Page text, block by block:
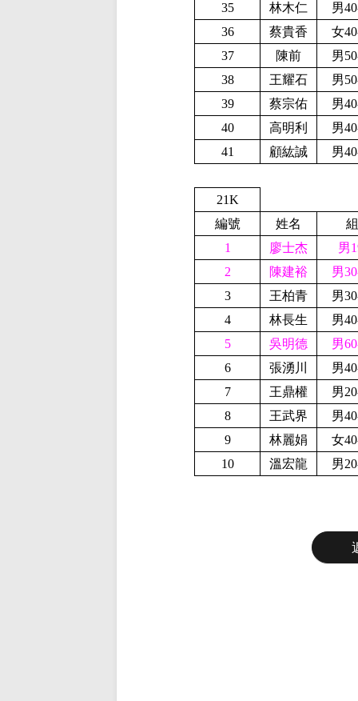
35
林木仁
男
36
蔡貴香
女
37
陳前
男
38
王耀石
男
39
蔡宗佑
男
40
高明利
男
41
顧紘誠 男
21K
編號
姓名
1
廖士杰
男
2
陳建裕
男
3
王柏青
男
4
林長生
男
5
吳明德
男
6
張湧川
男
7
王鼎權
男
8
王武界
男
9
林麗娟
女
10
溫宏龍 男